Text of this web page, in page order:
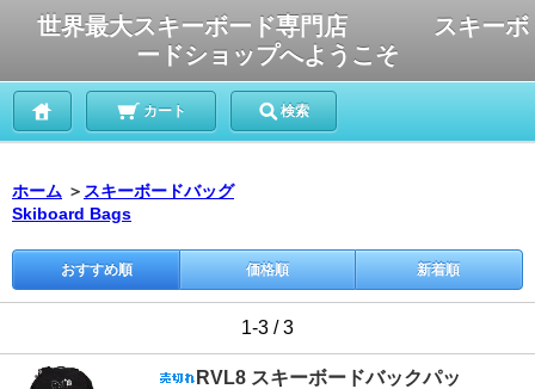
世界最大スキーボード専門店 スキーボ
ードショップへようこそ
カート 検索
ホーム ＞ スキーボードバッグ
Skiboard Bags
おすすめ順 価格順 新着順
1-3 / 3
RVL8 スキーボードバックパッ